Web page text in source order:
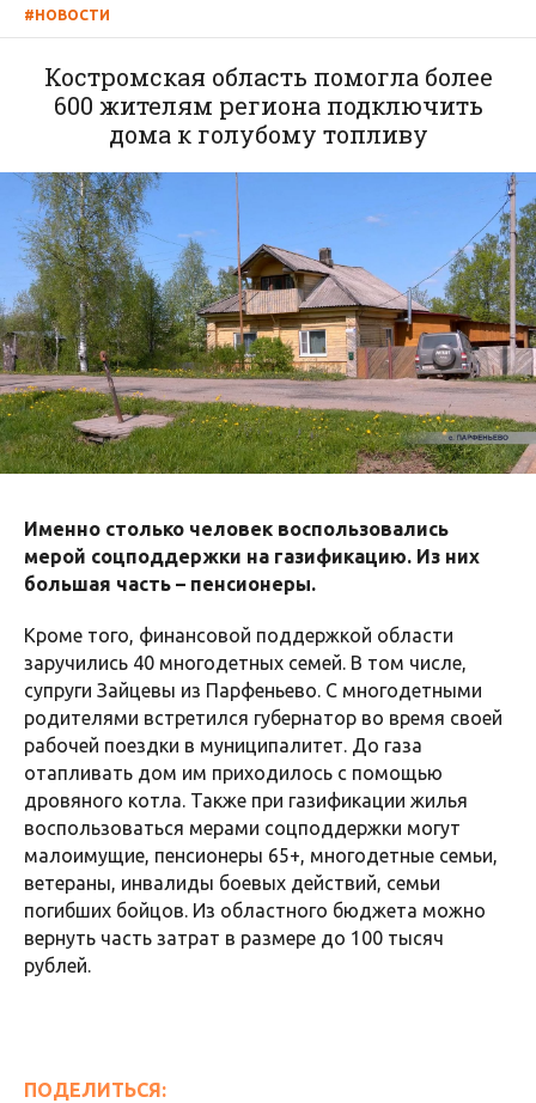
#НОВОСТИ
Костромская область помогла более
600 жителям региона подключить
дома к голубому топливу
Именно столько человек воспользовались
мерой соцподдержки на газификацию. Из них
большая часть – пенсионеры.
Кроме того, финансовой поддержкой области
заручились 40 многодетных семей. В том числе,
супруги Зайцевы из Парфеньево. С многодетными
родителями встретился губернатор во время своей
рабочей поездки в муниципалитет. До газа
отапливать дом им приходилось с помощью
дровяного котла. Также при газификации жилья
воспользоваться мерами соцподдержки могут
малоимущие, пенсионеры 65+, многодетные семьи,
ветераны, инвалиды боевых действий, семьи
погибших бойцов. Из областного бюджета можно
вернуть часть затрат в размере до 100 тысяч
рублей.
ПОДЕЛИТЬСЯ: